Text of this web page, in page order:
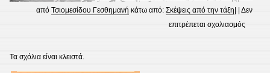
απόΤσιομεσίδου Γεσθημανή κάτω από:Σκέψεις από την τάξη | |Δεν
επιτρέπεται σχολιασμός
Τα σχόλια είναι κλειστά.